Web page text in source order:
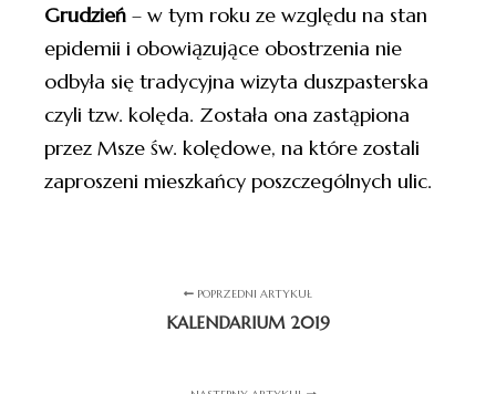
Grudzień – w tym roku ze względu na stan
epidemii i obowiązujące obostrzenia nie
odbyła się tradycyjna wizyta duszpasterska
czyli tzw. kolęda. Została ona zastąpiona
przez Msze św. kolędowe, na które zostali
zaproszeni mieszkańcy poszczególnych ulic.
POPRZEDNI ARTYKUŁ
KALENDARIUM 2019